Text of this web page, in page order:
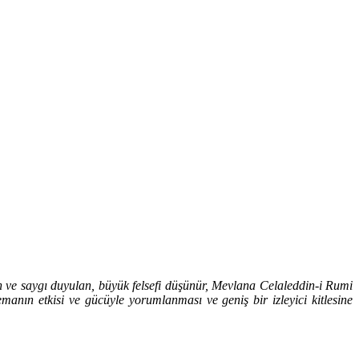
saygı duyulan, büyük felsefi düşünür, Mevlana Celaleddin-i Rumi
etkisi ve gücüyle yorumlanması ve geniş bir izleyici kitlesine